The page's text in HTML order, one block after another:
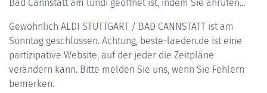
Bad Cannstatt am lundi geöffnet ist, indem Sie anrufen...
Gewöhnlich ALDI STUTTGART / BAD CANNSTATT ist am
Sonntag geschlossen. Achtung, beste-laeden.de ist eine
partizipative Website, auf der jeder die Zeitpläne
verändern kann. Bitte melden Sie uns, wenn Sie Fehlern
bemerken.